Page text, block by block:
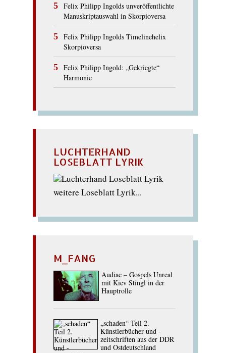
Felix Philipp Ingolds unveröffentlichte
Manuskriptauswahl in Skorpioversa
Felix Philipp Ingolds Timelinehelix
Skorpioversa
Felix Philipp Ingold: „Gekriegte“
Harmonie
LUCHTERHAND
LOSEBLATT LYRIK
weitere Loseblatt Lyrik...
M_FANG
Audiac – Gospels Unreal
mit Kiev Stingl in der
Hauptrolle
„schaden“ Teil 2.
Künstlerbücher und -
zeitschriften aus der DDR
und Ostdeutschland